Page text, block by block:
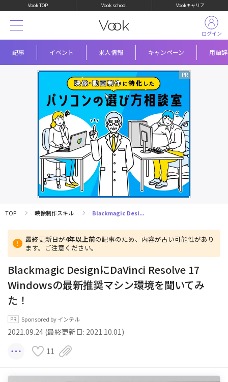
Vook TOP Vook school Vookキャリア
記事 イベント 求人情報 キャンペーン 用語
ログイン
TOP 映像制作スキル Blackmagic Desi...
最終更新日が4年以上前の記事のため、内容が古い可能性があり
ます。ご注意ください。
Blackmagic DesignにDaVinci Resolve 17
Windowsの最新推奨マシン環境を聞いてみ
た！
Sponsored by インテル
2021.09.24 (最終更新日: 2021.10.01)
11